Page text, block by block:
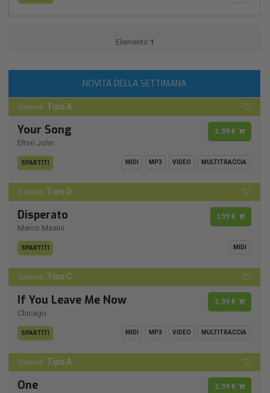
Elemento 1
NOVITÀ DELLA SETTIMANA
Genere: Tipo A
Your Song
Elton John
2,99 €
SPARTITI MIDI MP3 VIDEO MULTITRACCIA
Genere: Tipo D
Disperato
Marco Masini
1,99 €
SPARTITI MIDI
Genere: Tipo C
If You Leave Me Now
Chicago
2,99 €
SPARTITI MIDI MP3 VIDEO MULTITRACCIA
Genere: Tipo A
One 2,99 €